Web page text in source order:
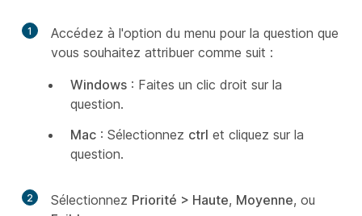
1
Accédez à l'option du menu pour la question que
vous souhaitez attribuer comme suit :
Windows : Faites un clic droit sur la
question.
Mac : Sélectionnez ctrl et cliquez sur la
question.
2 Sélectionnez Priorité > Haute, Moyenne, ou